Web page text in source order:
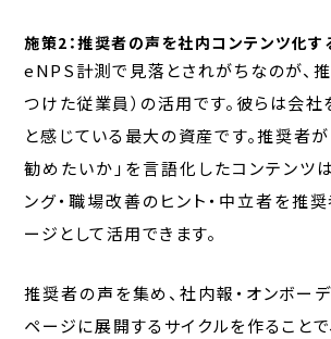
施策2：推奨者の声を社内コンテンツ化す
eNPS計測で見落とされがちなのが、
つけた従業員）の活用です。彼らは会
と感じている最大の資産です。推奨者
勧めたいか」を言語化したコンテンツ
ング・職場改善のヒント・中立者を推
ージとして活用できます。
推奨者の声を集め、社内報・オンボー
ページに展開するサイクルを作ること